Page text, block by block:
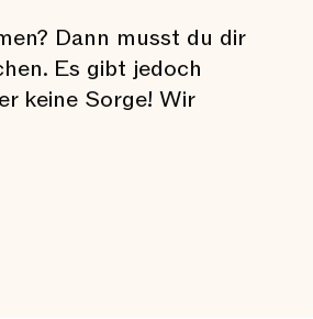
Dann musst du dir
Es gibt jedoch
keine Sorge! Wir